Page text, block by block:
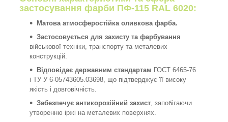
застосування фарби ПФ-115 RAL 6020:
Матова атмосферостійка оливкова фарба.
Застосовується для захисту та фарбування
військової техніки, транспорту та металевих
конструкцій.
Відповідає державним стандартам ГОСТ 6465-76
і ТУ У 6-05743605.03698, що підтверджує її високу
якість і довговічність.
Забезпечує антикорозійний захист, запобігаючи
утворенню іржі на металевих поверхнях.